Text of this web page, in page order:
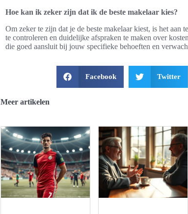
Hoe kan ik zeker zijn dat ik de beste makelaar kies?
Om zeker te zijn dat je de beste makelaar kiest, is het aan
te controleren en duidelijke afspraken te maken over
die goed aansluit bij jouw specifieke behoeften en
Facebook Twitter
Meer artikelen